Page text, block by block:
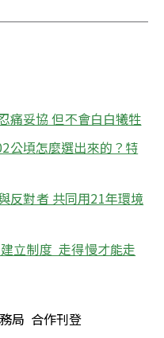
痛妥協 但不會白白犧牲
公頃怎麼選出來的？特
反對者 共同用21年環境
立制度  走得慢才能走
局  合作刊登